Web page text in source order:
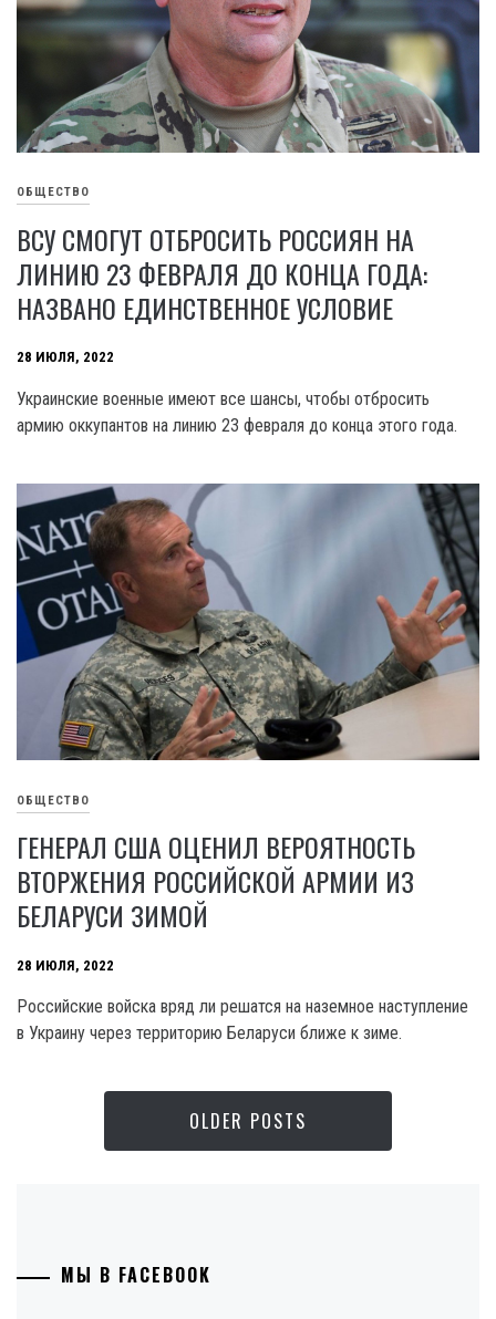
ОБЩЕСТВО
ВСУ СМОГУТ ОТБРОСИТЬ РОССИЯН НА
ЛИНИЮ 23 ФЕВРАЛЯ ДО КОНЦА ГОДА:
НАЗВАНО ЕДИНСТВЕННОЕ УСЛОВИЕ
28 ИЮЛЯ, 2022
Украинские военные имеют все шансы, чтобы отбросить
армию оккупантов на линию 23 февраля до конца этого года.
ОБЩЕСТВО
ГЕНЕРАЛ США ОЦЕНИЛ ВЕРОЯТНОСТЬ
ВТОРЖЕНИЯ РОССИЙСКОЙ АРМИИ ИЗ
БЕЛАРУСИ ЗИМОЙ
28 ИЮЛЯ, 2022
Российские войска вряд ли решатся на наземное наступление
в Украину через территорию Беларуси ближе к зиме.
OLDER POSTS
МЫ В FACEBOOK